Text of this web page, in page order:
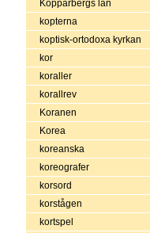
Kopparbergs län
kopterna
koptisk-ortodoxa kyrkan
kor
koraller
korallrev
Koranen
Korea
koreanska
koreografer
korsord
korstågen
kortspel